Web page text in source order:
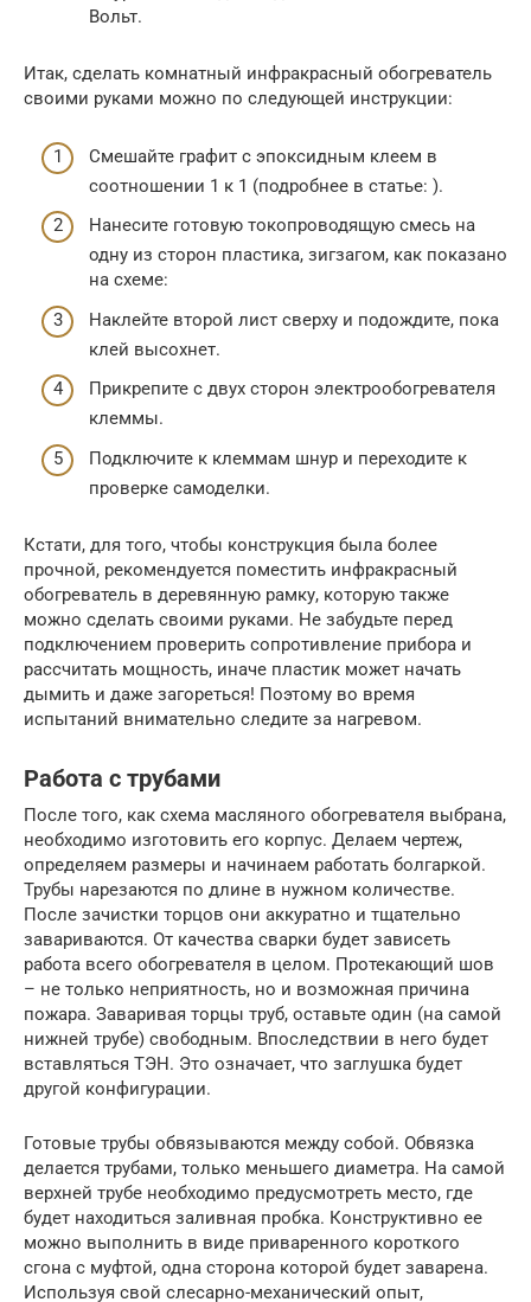
Вольт.
Итак, сделать комнатный инфракрасный обогреватель
своими руками можно по следующей инструкции:
Смешайте графит с эпоксидным клеем в
соотношении 1 к 1 (подробнее в статье: ).
Нанесите готовую токопроводящую смесь на
одну из сторон пластика, зигзагом, как показано
на схеме:
Наклейте второй лист сверху и подождите, пока
клей высохнет.
Прикрепите с двух сторон электрообогревателя
клеммы.
Подключите к клеммам шнур и переходите к
проверке самоделки.
Кстати, для того, чтобы конструкция была более
прочной, рекомендуется поместить инфракрасный
обогреватель в деревянную рамку, которую также
можно сделать своими руками. Не забудьте перед
подключением проверить сопротивление прибора и
рассчитать мощность, иначе пластик может начать
дымить и даже загореться! Поэтому во время
испытаний внимательно следите за нагревом.
Работа с трубами
После того, как схема масляного обогревателя выбрана,
необходимо изготовить его корпус. Делаем чертеж,
определяем размеры и начинаем работать болгаркой.
Трубы нарезаются по длине в нужном количестве.
После зачистки торцов они аккуратно и тщательно
завариваются. От качества сварки будет зависеть
работа всего обогревателя в целом. Протекающий шов
– не только неприятность, но и возможная причина
пожара. Заваривая торцы труб, оставьте один (на самой
нижней трубе) свободным. Впоследствии в него будет
вставляться ТЭН. Это означает, что заглушка будет
другой конфигурации.
Готовые трубы обвязываются между собой. Обвязка
делается трубами, только меньшего диаметра. На самой
верхней трубе необходимо предусмотреть место, где
будет находиться заливная пробка. Конструктивно ее
можно выполнить в виде приваренного короткого
сгона с муфтой, одна сторона которой будет заварена.
Используя свой слесарно-механический опыт,